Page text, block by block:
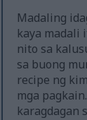
Madaling
kaya madali
nito sa
sa buong
recipe ng
mga
karagdagan